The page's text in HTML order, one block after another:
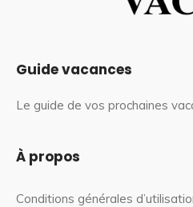
Guide vacances
Le guide de vos prochaines
À propos
Conditions générales